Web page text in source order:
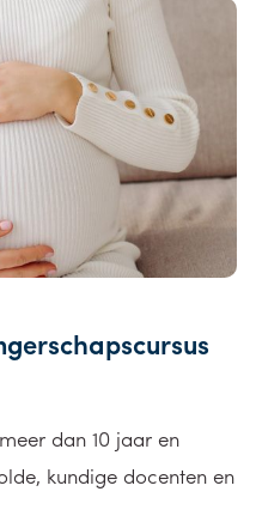
dan 10 jaar en
kundige docenten en